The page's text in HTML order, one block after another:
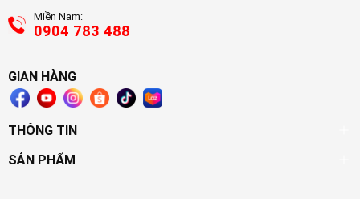
Miền Nam:
0904 783 488
GIAN HÀNG
THÔNG TIN
SẢN PHẨM